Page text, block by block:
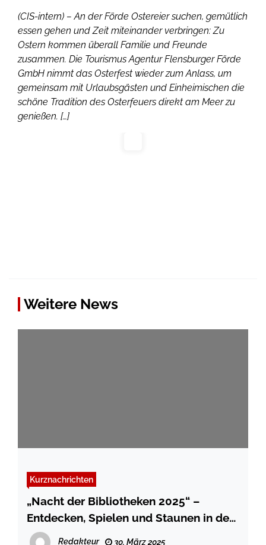
(CIS-intern) – An der Förde Ostereier suchen, gemütlich
essen gehen und Zeit miteinander verbringen: Zu
Ostern kommen überall Familie und Freunde
zusammen. Die Tourismus Agentur Flensburger Förde
GmbH nimmt das Osterfest wieder zum Anlass, um
gemeinsam mit Urlaubsgästen und Einheimischen die
schöne Tradition des Osterfeuers direkt am Meer zu
genießen. […]
Weitere News
Kurznachrichten
„Nacht der Bibliotheken 2025“ –
Entdecken, Spielen und Staunen in der
Stadtbibliothek Flensburg
Redakteur 30. März 2025